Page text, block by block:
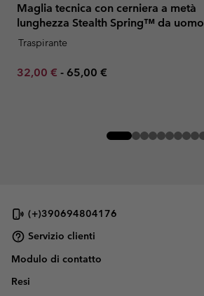
Maglia tecnica con cerniera a metà
lunghezza Stealth Spring™ da uomo
Traspirante
Minimum sale price:
32,00 € - Maximum price:
65,00 €
(+)390694804176
Servizio clienti
Modulo di contatto
Resi